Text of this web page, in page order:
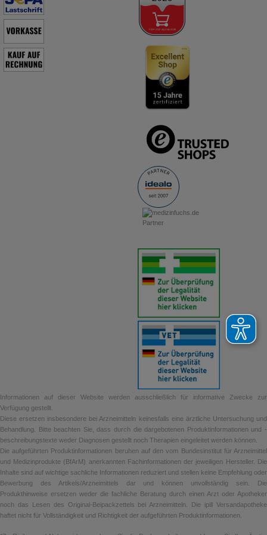
Informationen auf dieser Website werden ausschließlich für informative Zwecke zur
Verfügung gestellt.
Diese ersetzen insbesondere bei Arzneimitteln keinesfalls eine ärztliche Untersuchung und
Behandlung. Bitte beachten Sie, dass durch die dargebotenen Produktinformationen und -
beschreibungstexte weder Diagnosen gestellt noch Therapien eingeleitet werden können.
Die aufgeführten Produktinformationen beruhen auf den vom Bundesinstitut für Arzneimittel
und Medizinprodukte (BfArM) anerkannten Fachinformationen der jeweiligen Hersteller. Die
Inhalte sind auf wichtige sachliche Informationen reduziert und stellen keine Empfehlung oder
Bewerbung des Artikels/Arzneimittels dar und können unvollständig sein. Die
Produkthinweise ersetzen weder die fachliche Beratung durch einen Arzt oder Apotheker
noch das Lesen des Original-Beipackzettels bei Arzneimitteln. Die ipill Versandapotheke
haftet nicht für Vollständigkeit und Richtigkeit der aufgeführten Produktinformationen.